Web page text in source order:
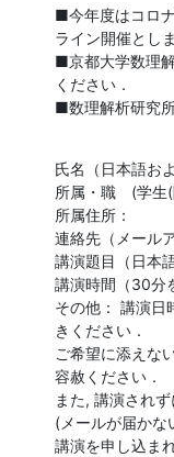
■今年度はコロ
ライン開催とし
■京都大学数理
ください．
■数理解析研究
氏名（日本語お
所属・職　(学生
所属住所：
連絡先（メール
講演題目（日本
講演時間（30分
その他： 講演日
きください．
ご希望に添えな
容赦ください．
また, 講演され
(メールが届かな
講演を申し込ま